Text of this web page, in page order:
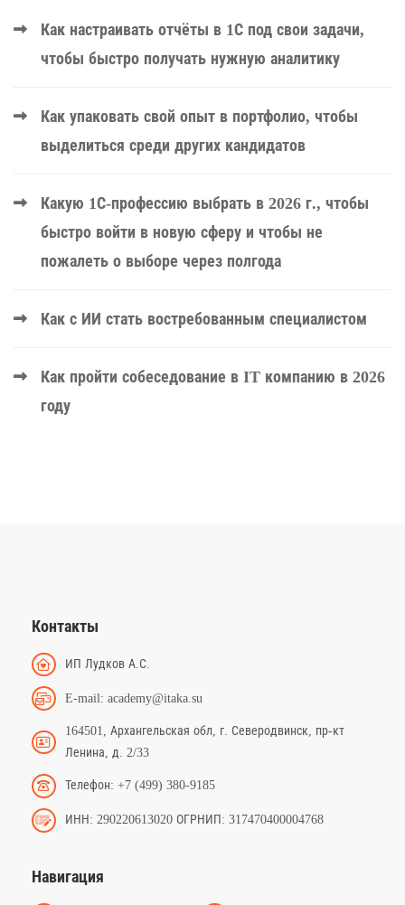
Как настраивать отчёты в 1С под свои задачи,
чтобы быстро получать нужную аналитику
Как упаковать свой опыт в портфолио, чтобы
выделиться среди других кандидатов
Какую 1С-профессию выбрать в 2026 г., чтобы
быстро войти в новую сферу и чтобы не
пожалеть о выборе через полгода
Как с ИИ стать востребованным специалистом
Как пройти собеседование в IT компанию в 2026
году
Контакты
ИП Лудков А.С.
E-mail: academy@itaka.su
164501, Архангельская обл, г. Северодвинск, пр-кт
Ленина, д. 2/33
Телефон: +7 (499) 380-9185
ИНН: 290220613020 ОГРНИП: 317470400004768
Навигация